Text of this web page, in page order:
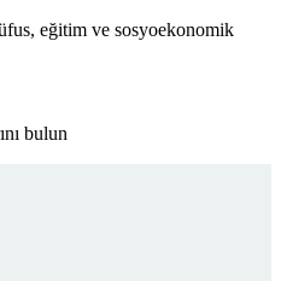
eğitim ve sosyoekonomik
bulun